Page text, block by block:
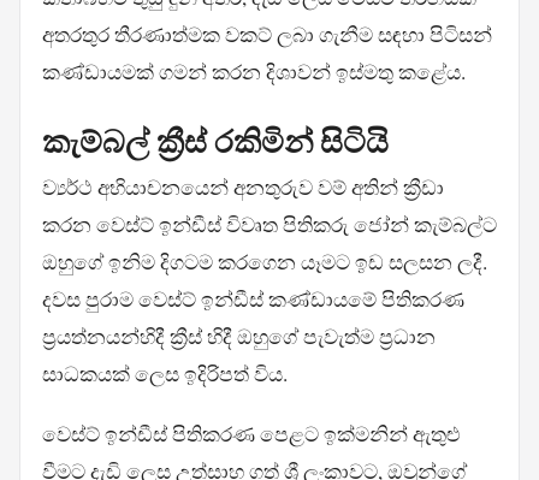
අතරතුර තීරණාත්මක වකට් ලබා ගැනීම සඳහා පිටිසන්
කණ්ඩායමක් ගමන් කරන දිශාවන් ඉස්මතු කළේය.
කැම්බල් ක්‍රීස් රකිමින් සිටියි
ව්‍යර්ථ අභියාචනයෙන් අනතුරුව වම් අතින් ක්‍රීඩා
කරන වෙස්ට් ඉන්ඩීස් විවෘත පිතිකරු ජෝන් කැම්බල්ට
ඔහුගේ ඉනිම දිගටම කරගෙන යෑමට ඉඩ සලසන ලදී.
දවස පුරාම වෙස්ට් ඉන්ඩීස් කණ්ඩායමේ පිතිකරණ
ප්‍රයත්නයන්හිදී ක්‍රීස් හිදී ඔහුගේ පැවැත්ම ප්‍රධාන
සාධකයක් ලෙස ඉදිරිපත් විය.
වෙස්ට් ඉන්ඩීස් පිතිකරණ පෙළට ඉක්මනින් ඇතුළු
වීමට දැඩි ලෙස උත්සාහ ගත් ශ්‍රී ලංකාවට, ඔවුන්ගේ